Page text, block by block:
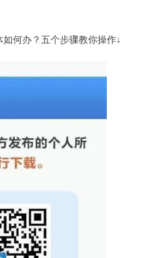
何办？五个步骤教你操作↓